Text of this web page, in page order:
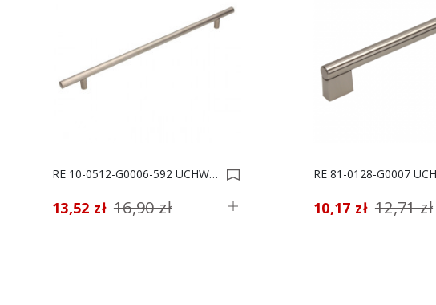
RE 10-0512-G0006-592 UCHWYT MEBLOWY *** 0000924
13,52 zł 16,90 zł 10,17 zł 12,71 zł